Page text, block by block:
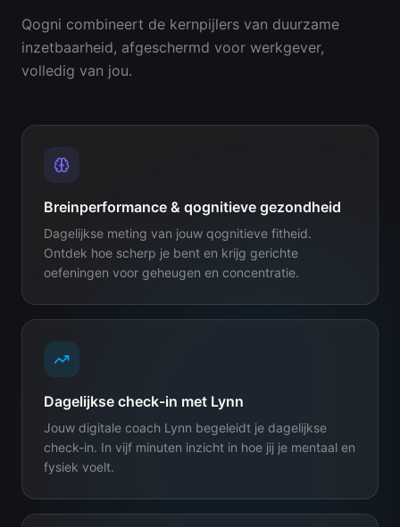
Qogni combineert de kernpijlers van duurzame
inzetbaarheid, afgeschermd voor werkgever,
volledig van jou.
Breinperformance & qognitieve gezondheid
Dagelijkse meting van jouw qognitieve fitheid.
Ontdek hoe scherp je bent en krijg gerichte
oefeningen voor geheugen en concentratie.
Dagelijkse check-in met Lynn
Jouw digitale coach Lynn begeleidt je dagelijkse
check-in. In vijf minuten inzicht in hoe jij je mentaal en
fysiek voelt.